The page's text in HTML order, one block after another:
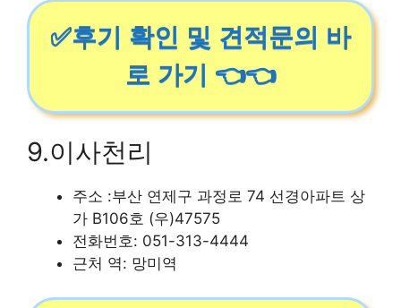
✅후기 확인 및 견적문의 바
로 가기 👈👈
9.이사천리
주소 :부산 연제구 과정로 74 선경아파트 상
가 B106호 (우)47575
전화번호: 051-313-4444
근처 역: 망미역